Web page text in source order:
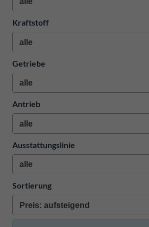
Kraftstoff
Getriebe
Antrieb
Ausstattungslinie
Sortierung